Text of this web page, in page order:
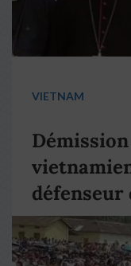
VIETNAM
défenseur
pape